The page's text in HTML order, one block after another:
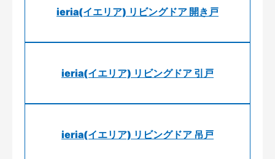
ieria(イエリア) リビングドア 開き戸
ieria(イエリア) リビングドア 引戸
ieria(イエリア) リビングドア 吊戸